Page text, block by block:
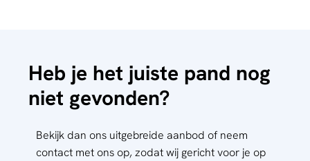
Heb je het juiste pand nog
niet gevonden?
Bekijk dan ons uitgebreide aanbod of neem
contact met ons op, zodat wij gericht voor je op